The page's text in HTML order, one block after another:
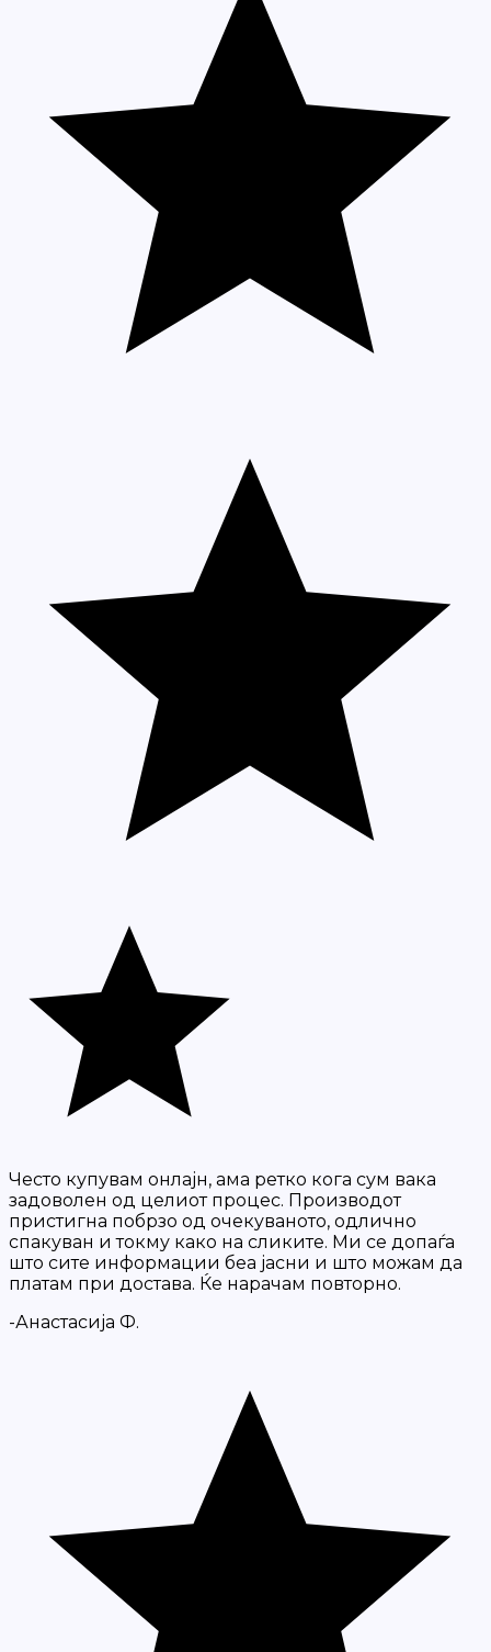
Често купувам онлајн, ама ретко кога сум вака
задоволен од целиот процес. Производот
пристигна побрзо од очекуваното, одлично
спакуван и токму како на сликите. Ми се допаѓа
што сите информации беа јасни и што можам да
платам при достава. Ќе нарачам повторно.
-Анастасија Ф.